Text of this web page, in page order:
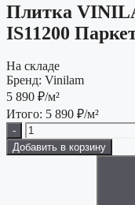
Плитка
IS11200
На складе
Бренд: Vinilam
5 890 ₽/м²
Итого: 5 890 ₽/м²
-
Добавить в корзину